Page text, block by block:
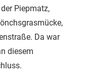
Piepmatz,
Da war
diesem